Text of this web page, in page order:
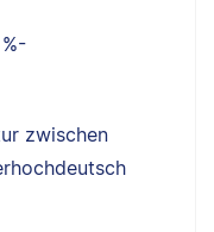
zwischen